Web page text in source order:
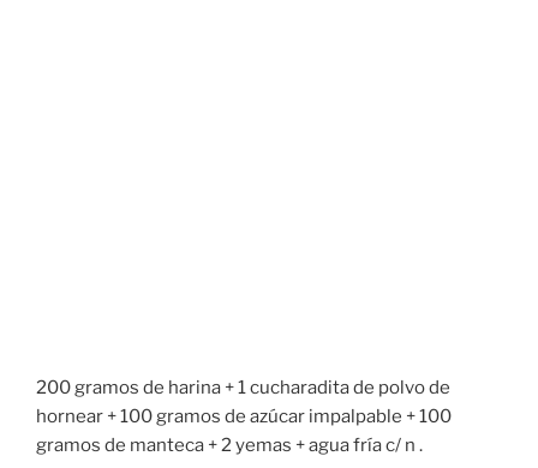
200 gramos de harina + 1 cucharadita de polvo de
hornear + 100 gramos de azúcar impalpable + 100
gramos de manteca + 2 yemas + agua fría c/ n .